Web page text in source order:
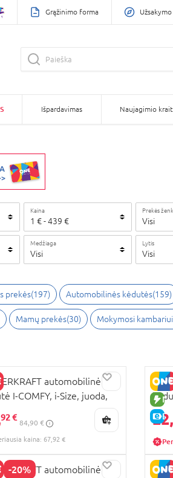
Grąžinimo forma
Išpardavimas Naujagimio
Kaina
1 €-439 €
Prekės
Visi
Medžiaga
Visi
Lytis
Visi
prekės(197) Automobilinės kėdutės(159)
Mamų prekės(30) Mokymosi kambariui
KAINA
PREKĖ
automobilinė
I-COMFY, i-Size, juoda,
92 €
84,90 €
kaina: 67,92 €
E-
22,
-20%
automobilinė